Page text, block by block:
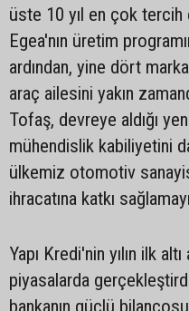
üste 10 yıl en çok
Egea'nın üretim
ardından, yine dört
araç ailesini yakın
Tofaş, devreye aldığı
mühendislik kabiliyetini
ülkemiz otomotiv
ihracatına katkı
Yapı Kredi'nin yılın ilk
piyasalarda
bankanın güçlü